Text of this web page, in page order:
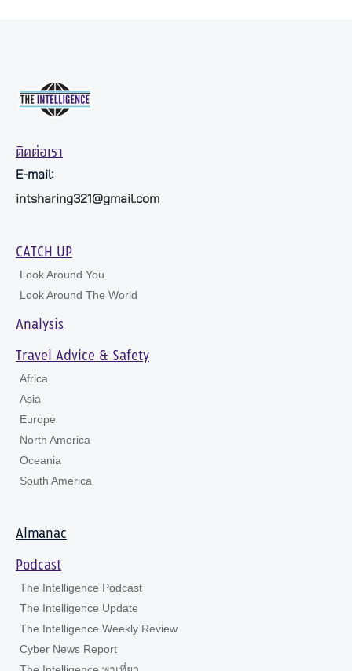
ติดต่อเรา
E-mail:
intsharing321@gmail.com
CATCH UP
Look Around You
Look Around The World
Analysis
Travel Advice & Safety
Africa
Asia
Europe
North America
Oceania
South America
Almanac
Podcast
The Intelligence Podcast
The Intelligence Update
The Intelligence Weekly Review
Cyber News Report